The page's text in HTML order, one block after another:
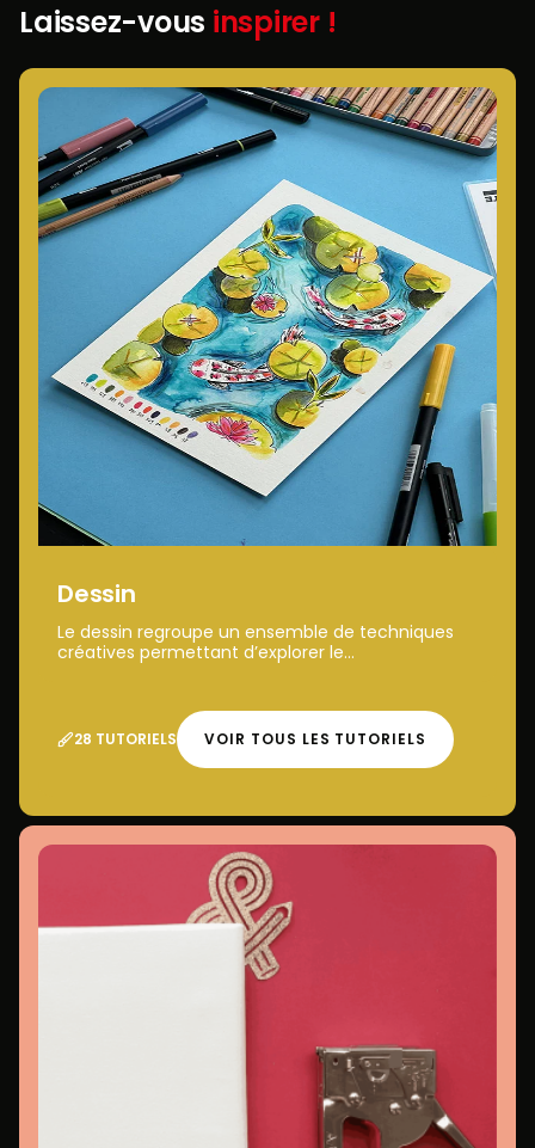
Laissez-vous inspirer !
Dessin
Le dessin regroupe un ensemble de techniques
créatives permettant d’explorer le...
28 TUTORIELS VOIR TOUS LES TUTORIELS